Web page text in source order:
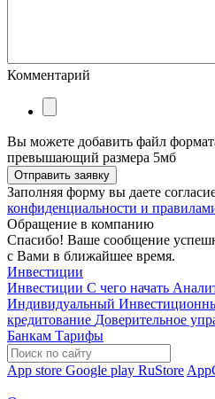
Комментарий
Вы можете добавить файл
превышающий размера 5мб
Отправить заявку
Заполняя форму вы даете
конфиденциальности и
Обращение в компанию
Спасибо! Ваше сообщение
с Вами в ближайшее время.
Инвестиции
Инвестиции С чего начать
Индивидуальный
кредитование Доверительное
Банкам Тарифы
App store Google play RuStore